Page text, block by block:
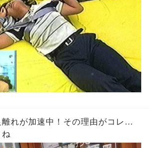
離れが加速中！その理由がコレ…